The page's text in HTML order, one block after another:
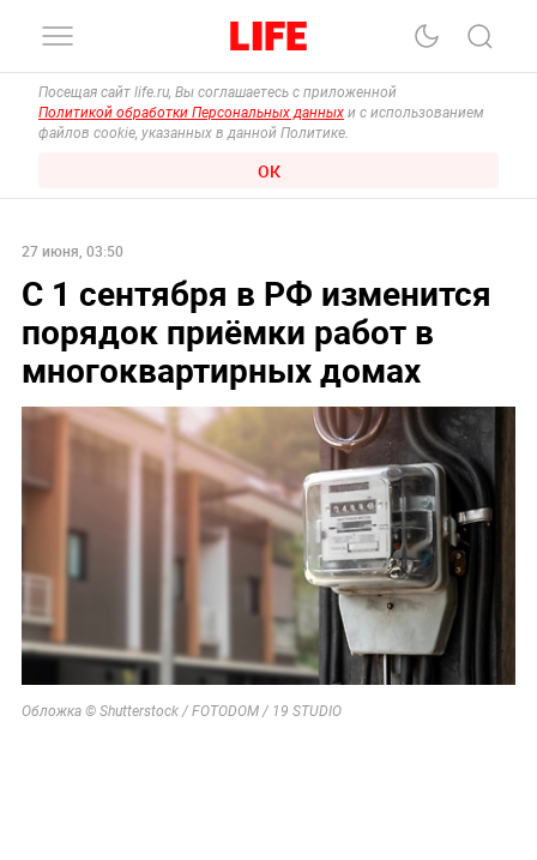
Посещая сайт life.ru, Вы соглашаетесь с приложенной
Политикой обработки Персональных данных и с использованием
файлов cookie, указанных в данной Политике.
ОК
27 июня, 03:50
С 1 сентября в РФ изменится
порядок приёмки работ в
многоквартирных домах
Обложка © Shutterstock / FOTODOM / 19 STUDIO